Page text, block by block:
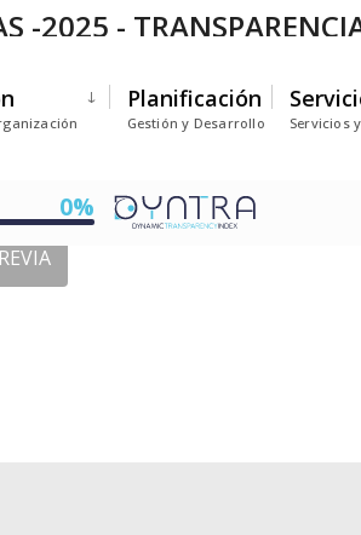
Planificación
Gestión y Desarrollo Servicios
0%
-2025 -